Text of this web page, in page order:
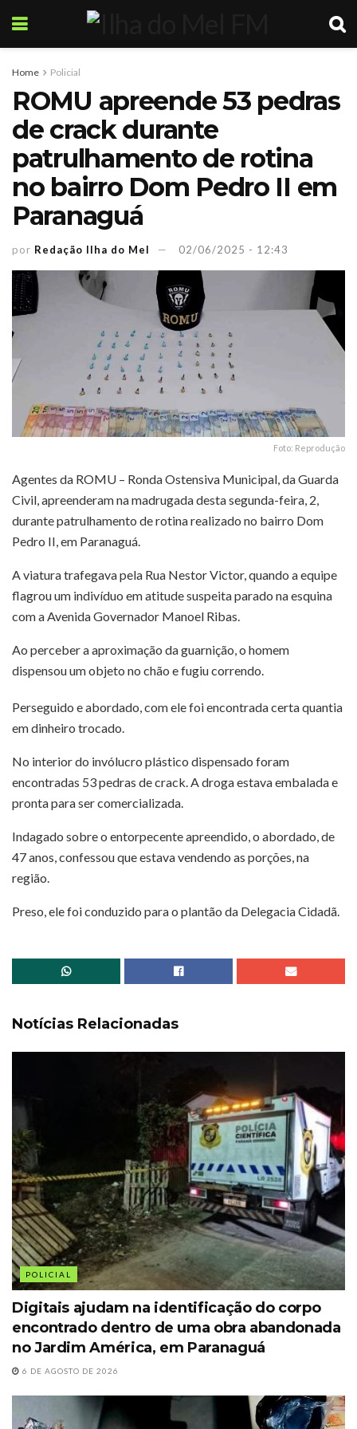
Home Policial
ROMU apreende 53 pedras
de crack durante
patrulhamento de rotina
no bairro Dom Pedro II em
Paranaguá
por Redação Ilha do Mel 02/06/2025 - 12:43
Foto: Reprodução
Agentes da ROMU – Ronda Ostensiva Municipal, da Guarda
Civil, apreenderam na madrugada desta segunda-feira, 2,
durante patrulhamento de rotina realizado no bairro Dom
Pedro II, em Paranaguá.
A viatura trafegava pela Rua Nestor Victor, quando a equipe
flagrou um indivíduo em atitude suspeita parado na esquina
com a Avenida Governador Manoel Ribas.
Ao perceber a aproximação da guarnição, o homem
dispensou um objeto no chão e fugiu correndo.
Perseguido e abordado, com ele foi encontrada certa quantia
em dinheiro trocado.
No interior do invólucro plástico dispensado foram
encontradas 53 pedras de crack. A droga estava embalada e
pronta para ser comercializada.
Indagado sobre o entorpecente apreendido, o abordado, de
47 anos, confessou que estava vendendo as porções, na
região.
Preso, ele foi conduzido para o plantão da Delegacia Cidadã.
Notícias Relacionadas
POLICIAL
Digitais ajudam na identificação do corpo
encontrado dentro de uma obra abandonada
no Jardim América, em Paranaguá
6 DE AGOSTO DE 2026